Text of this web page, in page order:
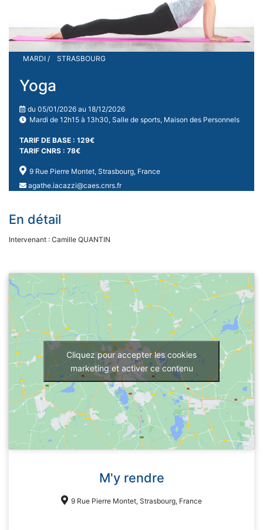
MARDI / STRASBOURG
Yoga
du 05/01/2026 au 18/12/2026
Mardi de 12h15 à 13h30, Salle de sports, Maison des Personnels
TARIF DE BASE : 129€
TARIF CNRS : 78€
9 Rue Pierre Montet, Strasbourg, France
agathe.iacazzi@caes.cnrs.fr
En détail
Intervenant : Camille QUANTIN
Cliquez pour accepter les cookies
marketing et activer ce contenu
M'y rendre
9 Rue Pierre Montet, Strasbourg, France